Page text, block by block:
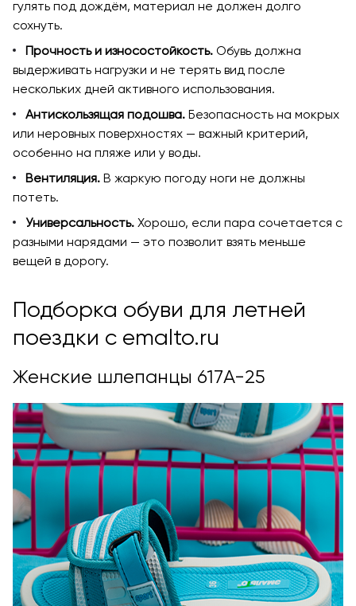
гулять под дождём, материал не должен долго
сохнуть.
Прочность и износостойкость. Обувь должна
выдерживать нагрузки и не терять вид после
нескольких дней активного использования.
Антискользящая подошва. Безопасность на мокрых
или неровных поверхностях — важный критерий,
особенно на пляже или у воды.
Вентиляция. В жаркую погоду ноги не должны
потеть.
Универсальность. Хорошо, если пара сочетается с
разными нарядами — это позволит взять меньше
вещей в дорогу.
Подборка обуви для летней
поездки с emalto.ru
Женские шлепанцы 617A-25